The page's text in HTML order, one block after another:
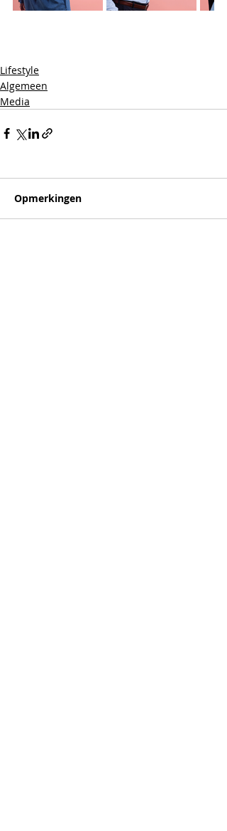
Lifestyle
Algemeen
Media
Opmerkingen